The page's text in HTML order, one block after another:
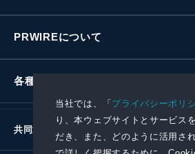
当社では、「プライバシーポリ
り、本ウェブサイトとサービス
だき、また、どのように活用さ
PRWIREについて
各種お問い合わせ
共同通信社グループ